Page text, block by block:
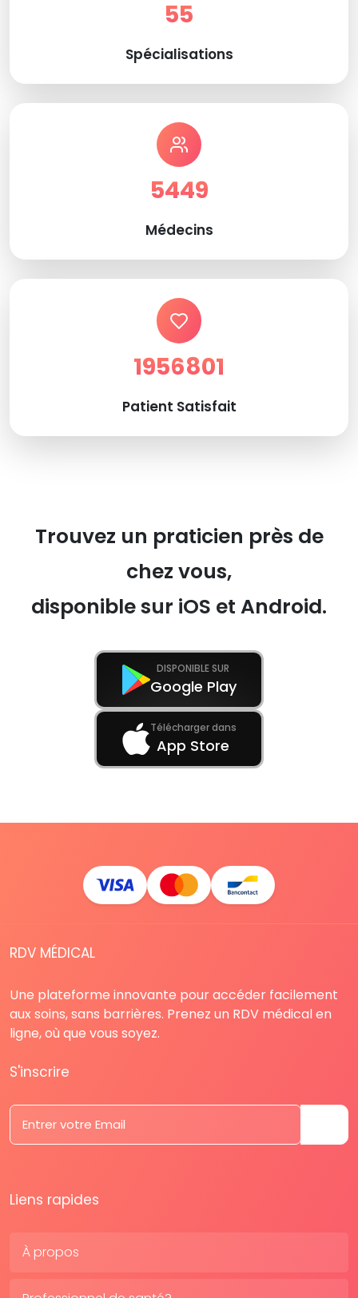
55
Spécialisations
5449
Médecins
1956801
Patient Satisfait
Trouvez un praticien près de
chez vous,
disponible sur iOS et Android.
DISPONIBLE SUR
Google Play
Télécharger dans
App Store
RDV MÉDICAL
Une plateforme innovante pour accéder facilement
aux soins, sans barrières. Prenez un RDV médical en
ligne, où que vous soyez.
S'inscrire
Liens rapides
À propos